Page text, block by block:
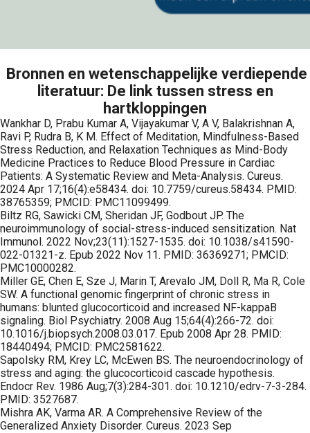
Bronnen en wetenschappelijke verdiepende
literatuur: De link tussen stress en
hartkloppingen
Wankhar D, Prabu Kumar A, Vijayakumar V, A V, Balakrishnan A,
Ravi P, Rudra B, K M. Effect of Meditation, Mindfulness-Based
Stress Reduction, and Relaxation Techniques as Mind-Body
Medicine Practices to Reduce Blood Pressure in Cardiac
Patients: A Systematic Review and Meta-Analysis. Cureus.
2024 Apr 17;16(4):e58434. doi: 10.7759/cureus.58434. PMID:
38765359; PMCID: PMC11099499.
Biltz RG, Sawicki CM, Sheridan JF, Godbout JP. The
neuroimmunology of social-stress-induced sensitization. Nat
Immunol. 2022 Nov;23(11):1527-1535. doi: 10.1038/s41590-
022-01321-z. Epub 2022 Nov 11. PMID: 36369271; PMCID:
PMC10000282.
Miller GE, Chen E, Sze J, Marin T, Arevalo JM, Doll R, Ma R, Cole
SW. A functional genomic fingerprint of chronic stress in
humans: blunted glucocorticoid and increased NF-kappaB
signaling. Biol Psychiatry. 2008 Aug 15;64(4):266-72. doi:
10.1016/j.biopsych.2008.03.017. Epub 2008 Apr 28. PMID:
18440494; PMCID: PMC2581622.
Sapolsky RM, Krey LC, McEwen BS. The neuroendocrinology of
stress and aging: the glucocorticoid cascade hypothesis.
Endocr Rev. 1986 Aug;7(3):284-301. doi: 10.1210/edrv-7-3-284.
PMID: 3527687.
Mishra AK, Varma AR. A Comprehensive Review of the
Generalized Anxiety Disorder. Cureus. 2023 Sep